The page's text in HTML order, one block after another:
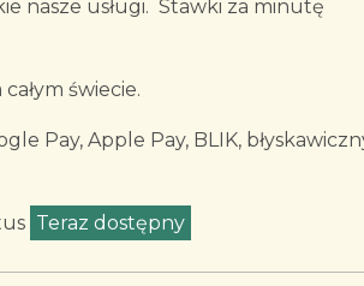
nasze usługi. Stawki za minutę
świecie.
Pay, Apple Pay, BLIK,
Teraz dostępny